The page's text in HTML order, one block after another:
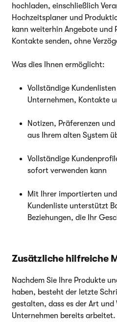
hochladen, einschließlich
Hochzeitsplaner und
kann weiterhin Angebote und
Kontakte senden, ohne
Was dies Ihnen ermöglicht:
Vollständige
Unternehmen, Kontakte
Notizen, Präferenzen
aus Ihrem alten System
Vollständige
sofort verwenden kann
Mit Ihrer importierten
Kundenliste unterstützt
Beziehungen, die Ihr
Zusätzliche hilfreiche
Nachdem Sie Ihre Produkte
haben, besteht der letzte
gestalten, dass es der Art
Unternehmen bereits